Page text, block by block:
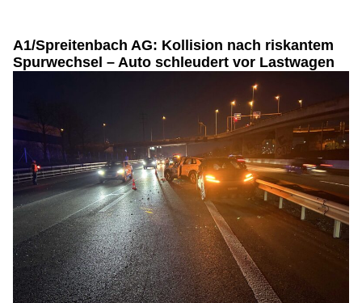
A1/Spreitenbach AG: Kollision nach riskantem
Spurwechsel – Auto schleudert vor Lastwagen